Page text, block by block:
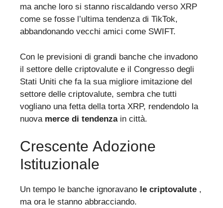
ma anche loro si stanno riscaldando verso XRP
come se fosse l’ultima tendenza di TikTok,
abbandonando vecchi amici come SWIFT.
Con le previsioni di grandi banche che invadono
il settore delle criptovalute e il Congresso degli
Stati Uniti che fa la sua migliore imitazione del
settore delle criptovalute, sembra che tutti
vogliano una fetta della torta XRP, rendendolo la
nuova merce di tendenzain città.
Crescente Adozione
Istituzionale
Un tempo le banche ignoravano le criptovalute ,
ma ora le stanno abbracciando.